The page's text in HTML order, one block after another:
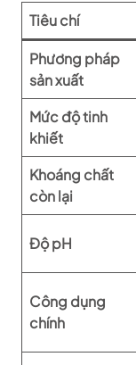
Tiêu chí
Phương pháp
sản xuất
Mức độ tinh
khiết
Khoáng chất
còn lại
Độ pH
Công dụng
chính